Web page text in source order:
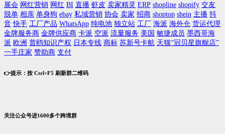
展会 网红营销 网红 BI 直播 虾皮 卖家精灵 ERP shopline shopify 交友
脱单 相亲 单身狗 ebay 私域营销 协会 卖家 招商 shoptop shein 主播 抖
音 快手 工厂产品 WhatsApp 纯电池 独立站 工厂 海派 海外仓 货运代理
金牌服务商 金牌供应商 卡派 空派 流量服务 美国 敏捷成员 墨西哥海
派 欧洲 普鸥知识产权 日本专线 商标 苏新号卡航 天猫“冠贝星旗舰店”
一手庄家 赞助商 支付
👉提示：按 Ctrl+F5 刷新群二维码
关注公众号进1600多个跨境群